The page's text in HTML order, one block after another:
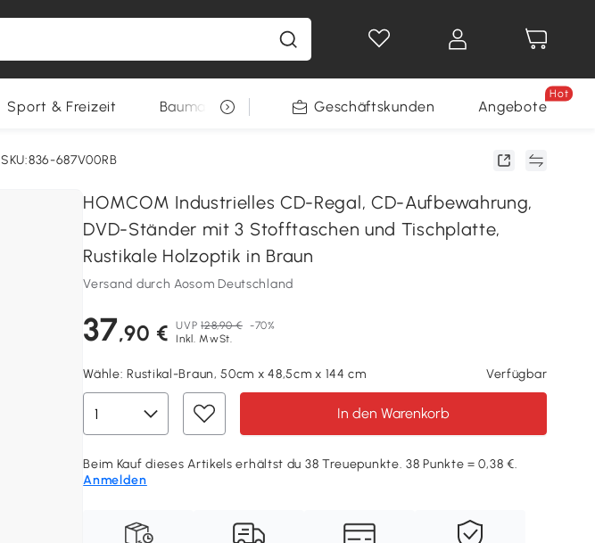
Gewinnspiele
Sport & Freizeit Baumarkt RestpostenGeschäftskunden Angebote
Hot
SKU:836-687V00RB
HOMCOM Industrielles CD-Regal, CD-Aufbewahrung,
DVD-Ständer mit 3 Stofftaschen und Tischplatte,
Rustikale Holzoptik in Braun
Versand durch Aosom Deutschland
37,90 € UVP 128,90 € -70%
Inkl. MwSt.
Wähle:Rustikal-Braun, 50cm x 48,5cm x 144 cm Verfügbar
In den Warenkorb
Beim Kauf dieses Artikels erhältst du 38 Treuepunkte. 38 Punkte = 0,38 €.
Anmelden